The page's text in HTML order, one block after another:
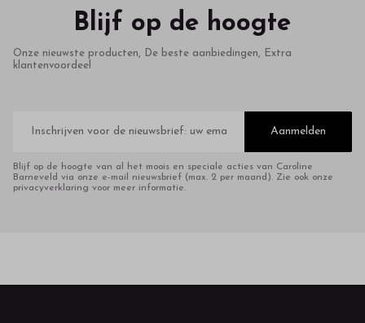
Blijf op de hoogte
Onze nieuwste producten, De beste aanbiedingen, Extra
klantenvoordeel
mailadres
Aanmelden
Blijf op de hoogte van al het moois en speciale acties van Caroline
Barneveld via onze e-mail nieuwsbrief (max. 2 per maand). Zie ook onze
privacyverklaring voor meer informatie.